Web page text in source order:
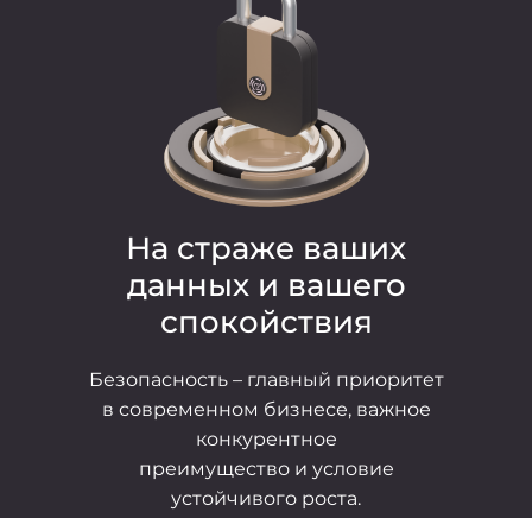
На страже ваших
данных и вашего
спокойствия
Безопасность – главный приоритет
в современном бизнесе, важное
конкурентное
преимущество и условие
устойчивого роста.